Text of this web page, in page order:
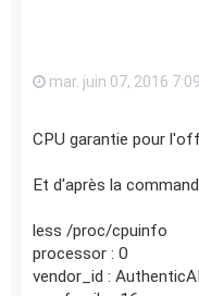
mar. juin 07, 2016
CPU garantie pour
Et d'après la
less /proc/cpuinfo
processor : 0
vendor_id :